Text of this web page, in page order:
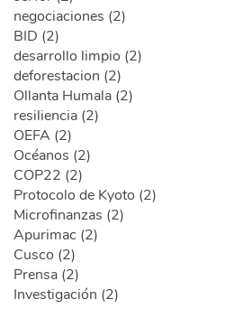
negociaciones (2)
BID (2)
desarrollo limpio (2)
deforestacion (2)
Ollanta Humala (2)
resiliencia (2)
OEFA (2)
Océanos (2)
COP22 (2)
Protocolo de Kyoto (2)
Microfinanzas (2)
Apurimac (2)
Cusco (2)
Prensa (2)
Investigación (2)